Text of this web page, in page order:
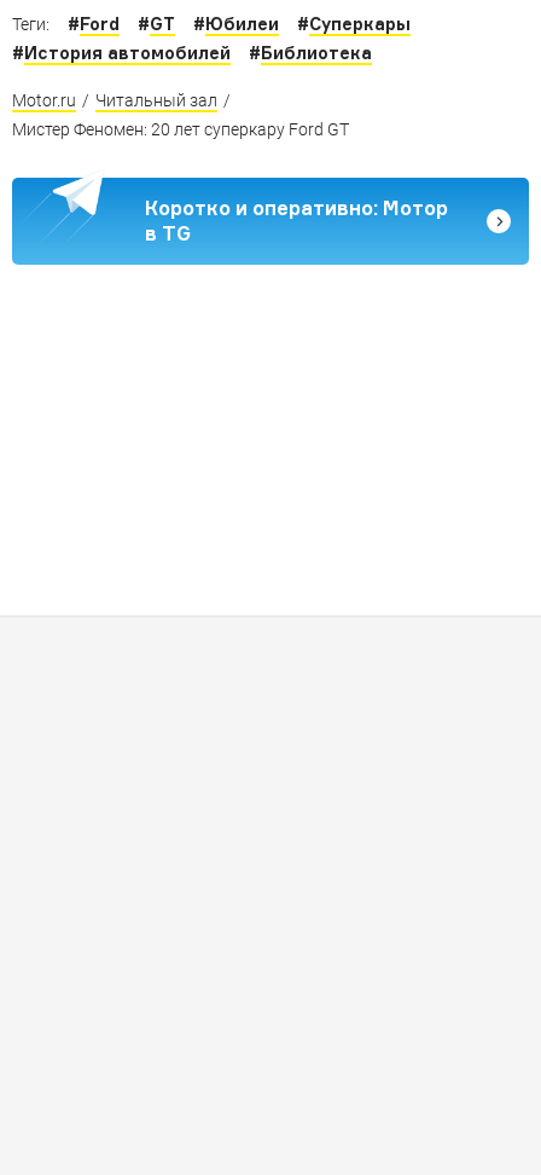
Теги: #Ford #GT #Юбилеи #Суперкары
#История автомобилей #Библиотека
Motor.ru / Читальный зал /
Мистер Феномен: 20 лет суперкару Ford GT
Коротко и оперативно: Мотор
в TG